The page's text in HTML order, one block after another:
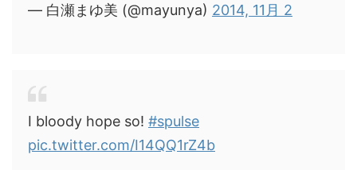
— 白瀬まゆ美 (@mayunya) 2014, 11月 2
I bloody hope so! #spulse
pic.twitter.com/I14QQ1rZ4b